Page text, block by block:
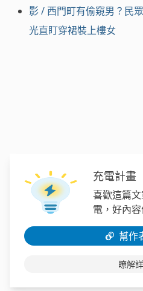
影 / 西門町有偷窺男？民
光直盯穿裙裝上樓女
充電計畫
喜歡這篇
電，好內
幫作
瞭解